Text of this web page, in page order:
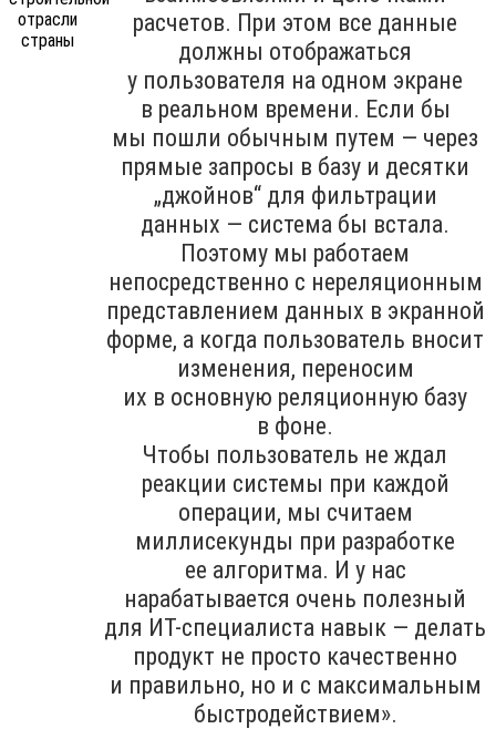
расчетов. При этом все данные
должны отображаться
у пользователя на одном экране
в реальном времени. Если бы
мы пошли обычным путем — через
прямые запросы в базу и десятки
„джойнов“ для фильтрации
данных — система бы встала.
Поэтому мы работаем
непосредственно с нереляционным
представлением данных в экранной
форме, а когда пользователь вносит
изменения, переносим
их в основную реляционную базу
в фоне.
Чтобы пользователь не ждал
реакции системы при каждой
операции, мы считаем
миллисекунды при разработке
ее алгоритма. И у нас
нарабатывается очень полезный
для ИТ-специалиста навык — делать
продукт не просто качественно
и правильно, но и с максимальным
быстродействием».